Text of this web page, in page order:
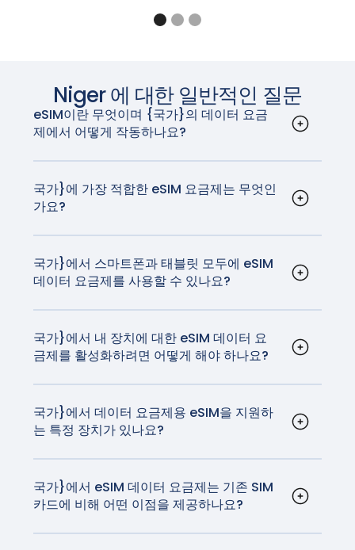
iPad Pro 12.9인치(3~6세대) Wi-Fi + 셀룰러
iPad Pro 11인치(M4) Wi-Fi + 셀룰러*
iPad Pro 11인치(1~4세대) Wi-Fi + 셀룰러
iPad Air 11인치(M2) Wi-Fi + 셀룰러*
iPad Air(3~5세대) Wi-Fi + 셀룰러
iPad mini(5세대 및 6세대) Wi-Fi + 셀룰러
* iPad Pro(M4) Wi-Fi + 셀룰러 및 iPad Air(M2) Wi-Fi +
셀룰러 모델은 eSIM으로 활성화되며 실제 SIM 카드가 없습
갤럭시 노트20 / 노트20 울트라
갤럭시 탭 S10+/S10 울트라, 갤럭시 탭 S9/S9+/S9
울트라, 갤럭시 탭 S9 FE/S9 FE+, 갤럭시 탭 액티브
5
참고: 배송 국가에 따라 위에 나열된 단말기라도 eSIM이 지
원되지 않을 수 있습니다. 사용 중인 디바이스가 해당 지역에
서 이 기능을 지원하는지 제조업체에 문의하세요.
의 Pixel 3a는 eSIM과 호환되지 않습니다.)
음).
Pixel 2, Pixel 2 XL(Google Fi 서비스로 구매한 휴
대전화에 한함)
동통신사(Sprint 및 Google Fi 제외)에서 구입한 Pixel 3는
eSIM과 함께 작동하지 않습니다.
과 호환되지 않습니다.
Niger에 대한 일반적인 질문
eSIM이란 무엇이며 {국가}의 데이터 요금
제에서 어떻게 작동하나요?
일 데이터 요금제를 활성화할 수 있습니다. 국가}에
서는 다양한 이동 통신사에서 eSIM을 지원합니다.
습니다. 요즘 새로 구입하는 거의 모든 휴대폰에는
eSIM 기술이 탑재되어 있습니다.
국가}에 가장 적합한 eSIM 요금제는 무엇인
가요?
술을 사용하며, 현지 요금보다 훨씬 저렴한 가격으로
가장 빠르고 안정적인 네트워크에서 서핑을 즐길 수
국가}에서 스마트폰과 태블릿 모두에 eSIM
데이터 요금제를 사용할 수 있나요?
양한 기기에서 사용할 수 있습니다. 호환되는 전체
디바이스 목록은여기에서확인할 수 있습니다.
국가}에서 내 장치에 대한 eSIM 데이터 요
금제를 활성화하려면 어떻게 해야 하나요?
Android 활성화 지침은여기에서확인할 수 있습니
다.
국가}에서 데이터 요금제용 eSIM을 지원하
는 특정 장치가 있나요?
또한 일부 태블릿과 스마트워치도 호환됩니다.
국가}에서 eSIM 데이터 요금제는 기존 SIM
카드에 비해 어떤 이점을 제공하나요?